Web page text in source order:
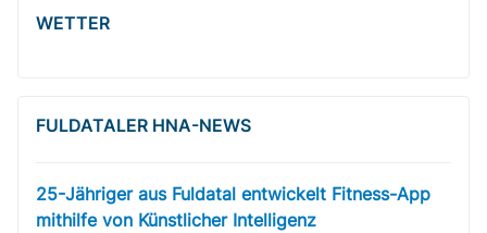
WETTER
FULDATALER HNA-NEWS
25-Jähriger aus Fuldatal entwickelt Fitness-App
mithilfe von Künstlicher Intelligenz